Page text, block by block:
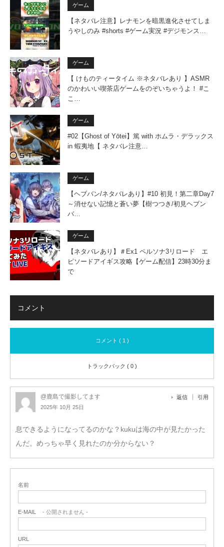
ゲーム
【ネタバレ注意】レナモンを暗黒進化させてしま
うやしのみ #shorts #ゲーム実況 #デジモンス…
ゲーム
【 けものティータイム ※ネタバレあり 】ASMR
のかわいい喫茶店ゲームをのぞいちゃうよ！ #こ
こ…
ゲーム
#02【Ghost of Yōtei】篤 with ホムラ・デラックス
in 蝦夷地【 ネタバレ注意…
ゲーム
【ヘブバン/ネタバレあり】#10 初見！第二章Day7
～消せない記憶と蒼い夢【樹つつき/初見ヘブン
バ…
ゲーム
【ネタバレあり】＃Ex1 ペルソナ3リロード エ
ピソードアイギス攻略【ゲーム配信】23時30分ま
で
コメント
コメント ( 1 )
トラックバック ( 0 )
@鹿島で撮影してます
2025年 10月 25日
返信 引用
息できるようになってるのかな？kukuは海の中が見たかった
んだ。めっちゃ早く見れたのか分からない？
名前
E-MAIL - 公開されません -
URL